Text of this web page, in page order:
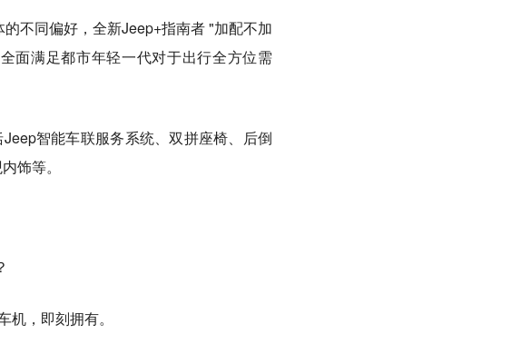
不同偏好，全新Jeep+指南者 "加配不加
面满足都市年轻一代对于出行全方位需
智能车联服务系统、双拼座椅、后倒
饰等。
，即刻拥有。